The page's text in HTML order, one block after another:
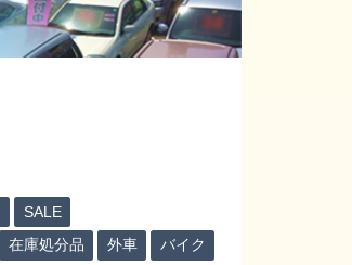
SALE
在庫処分品 外車
バイク